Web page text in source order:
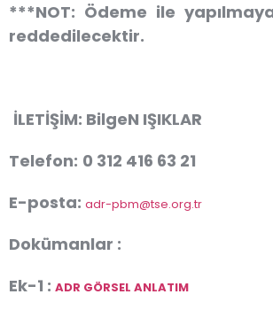
***NOT: Ödeme ile
reddedilecektir.
İLETİŞİM: BilgeN IŞIKLAR
Telefon: 0 312 416 63 21
E-posta: adr-pbm@tse.org.tr
Dokümanlar :
Ek-1 : ADR GÖRSEL ANLATIM